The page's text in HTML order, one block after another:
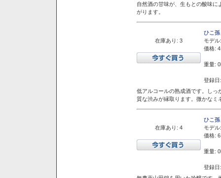
自然酒の甘味が、生もとの酸味
がります。
在庫あり: 3
ひこ
モデル:
価格:
重量:
登録
低アルコールの熟成酒です。しっ
質な渋みが縁取ります。微かなミ
在庫あり: 4
ひこ
モデル:
価格:
重量:
登録